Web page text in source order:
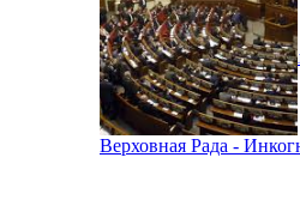
В Одессе вынуждены
Верховная Рада -